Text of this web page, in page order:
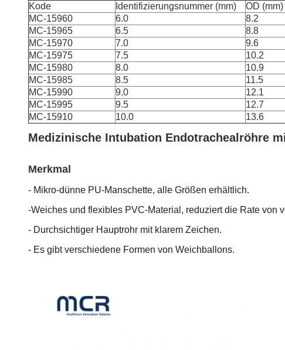
Kode Identifizierungsnummer (mm) OD (mm)
MC-15960
6.0 8.2
MC-15965
6.5 8.8
MC-15970
7.0 9.6
MC-15975
7.5 10.2
MC-15980
8.0 10.9
MC-15985
8.5 11.5
MC-15990
9.0 12.1
MC-15995
9.5 12.7
MC-15910
10.0 13.6
Medizinische Intubation Endotrachealröhre
Merkmal
- Mikro-dünne PU-Manschette, alle Größen erhältlich.
-Weiches und flexibles PVC-Material, reduziert die Rate von
- Durchsichtiger Hauptrohr mit klarem Zeichen.
- Es gibt verschiedene Formen von Weichballons.